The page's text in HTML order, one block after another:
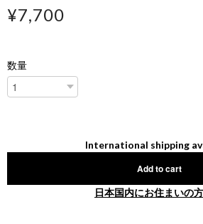
¥7,700
数量
International shipping
Add to cart
日本国内にお住まいの